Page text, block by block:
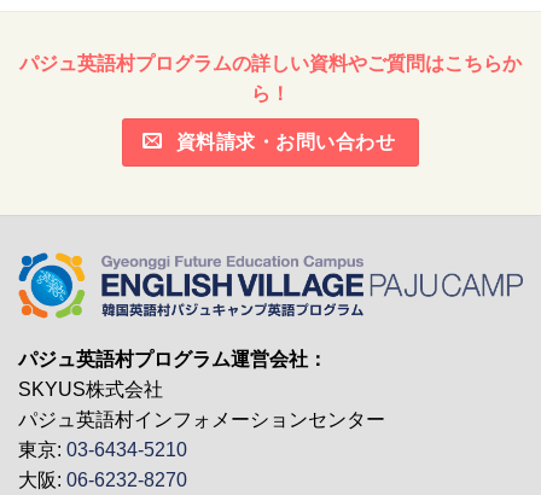
パジュ英語村プログラムの詳しい資料やご質問はこちらか
ら！
資料請求・お問い合わせ
パジュ英語村プログラム運営会社：
SKYUS株式会社
パジュ英語村インフォメーションセンター
東京: 03-6434-5210
大阪: 06-6232-8270